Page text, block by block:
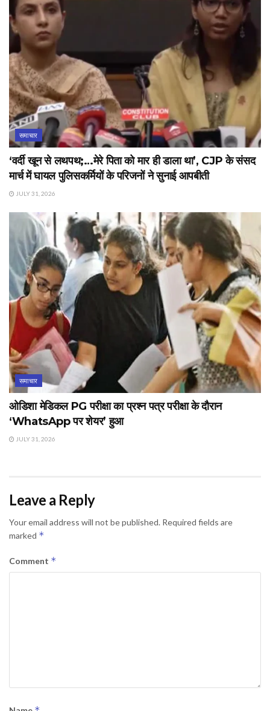
समाचार
‘वर्दी खून से लथपथ;…मेरे पिता को मार ही डाला था’, CJP के संसद
मार्च में घायल पुलिसकर्मियों के परिजनों ने सुनाई आपबीती
JULY 31, 2026
समाचार
ओडिशा मेडिकल PG परीक्षा का प्रश्न पत्र परीक्षा के दौरान
‘WhatsApp पर शेयर’ हुआ
JULY 31, 2026
Leave a Reply
Your email address will not be published. Required fields are
marked *
Comment *